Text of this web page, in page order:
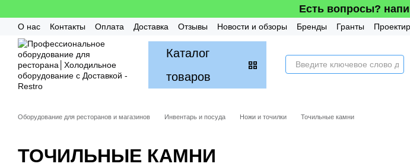
Есть вопросы?
О нас Контакты Оплата Доставка Отзывы Новости и обзоры Бренды Гранты
Гарантия
Каталог
товаров
Оборудование для ресторанов и магазинов Инвентарь и посуда Ножи и точилки Точильные камни
ТОЧИЛЬНЫЕ КАМНИ